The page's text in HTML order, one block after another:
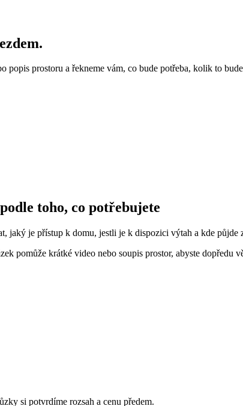
prostoru a řekneme vám, co bude potřeba, kolik to
toho, co potřebujete
jaký je přístup k domu, jestli je k dispozici výtah a kde půjde
pomůže krátké video nebo soupis prostor, abyste dopředu
si potvrdíme rozsah a cenu předem.